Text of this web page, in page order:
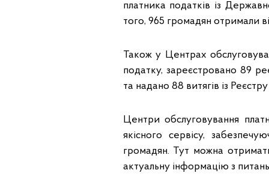
платника податків із
того, 965 громадян отримали
Також у Центрах
податку, зареєстровано 89
та надано 88 витягів із
Центри обслуговування
якісного сервісу,
громадян. Тут можна отримати
актуальну інформацію з